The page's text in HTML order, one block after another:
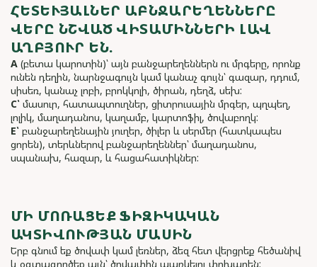
ՀԵՏԵՒՅԱԼՆԵՐ ԱԲՆՋԱՐԵՂԵՆՆԵՐԸ Վ
ԵՐԸ ՆՇՎԱԾ ՎԻՏԱՄԻՆՆԵՐԻ ԼԱՎ Ա
ՂԲՅՈՒՐ ԵՆ.
A (բետա կարոտին)՝ այն բանջարեղեններն ու մրգերը, որոնք
ունեն դեղին, նարնջագույն կամ կանաչ գույն՝ գազար, դդում,
սիսեռ, կանաչ լոբի, բրոկկոլի, ծիրան, դեղձ, սեխ:
C՝ մասուր, հատապտուղներ, ցիտրուսային մրգեր, պղպեղ,
լոլիկ, մաղադանոս, կաղամբ, կարտոֆիլ, ծովաբողկ:
E՝ բանջարեղենային յուղեր, ծիլեր և սերմեր (հատկապես
ցորեն), տերևներով բանջարեղեններ՝ մաղադանոս,
սպանախ, հազար, և հացահատիկներ:
ՄԻ ՄՈՌԱՑԵՔ ՖԻԶԻԿԱԿԱՆ
ԱԿՏԻՎՈՒԹՅԱՆ ՄԱՍԻՆ
Երբ գնում եք ծովափ կամ լեռներ, ձեզ հետ վերցրեք հեծանիվ
և օգտագործեք այն՝ ծովափին պառկելու փոխարեն: